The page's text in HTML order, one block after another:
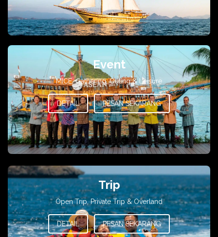
Event
MICE, Gathering, Outing & Leisure
DETAIL PESAN SEKARANG
Trip
Open Trip, Private Trip & Overland
DETAIL PESAN SEKARANG